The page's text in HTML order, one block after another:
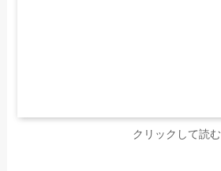
クリックして読む